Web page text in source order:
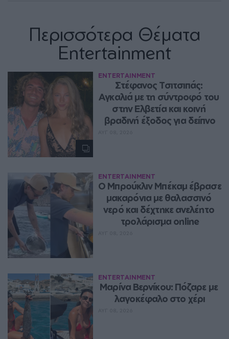
Περισσότερα Θέματα
Entertainment
ENTERTAINMENT
Στέφανος Τσιτσιπάς:
Αγκαλιά με τη σύντροφό του
στην Ελβετία και κοινή
βραδινή έξοδος για δείπνο
ENTERTAINMENT
Ο Μπρούκλιν Μπέκαμ έβρασε
μακαρόνια με θαλασσινό
νερό και δέχτηκε ανελέητο
τρολάρισμα online
ENTERTAINMENT
Μαρίνα Βερνίκου: Πόζαρε με
λαγοκέφαλο στο χέρι